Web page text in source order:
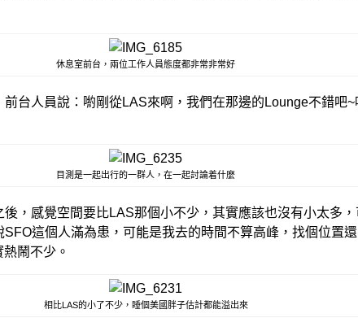
休息室前台，兩位工作人員態度都非常非常好
台人員說：喲剛從LAS來啊，我們在那邊的Lounge不錯吧~
目測是一起出行的一群人，在一起討論着什麼
，感覺空間要比LAS那個小不少，其實應該也沒有小太多，
這個人滿為患，可能是我去的時間不算高峰，找個位置
鬧不少。
相比LAS的小了不少，睡個美國胖子估計都能溢出來